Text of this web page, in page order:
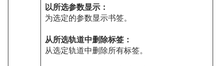
以所选参数显示：
为选定的参数显示书签。
从所选轨道中删除标签：
从选定轨道中删除所有标签。